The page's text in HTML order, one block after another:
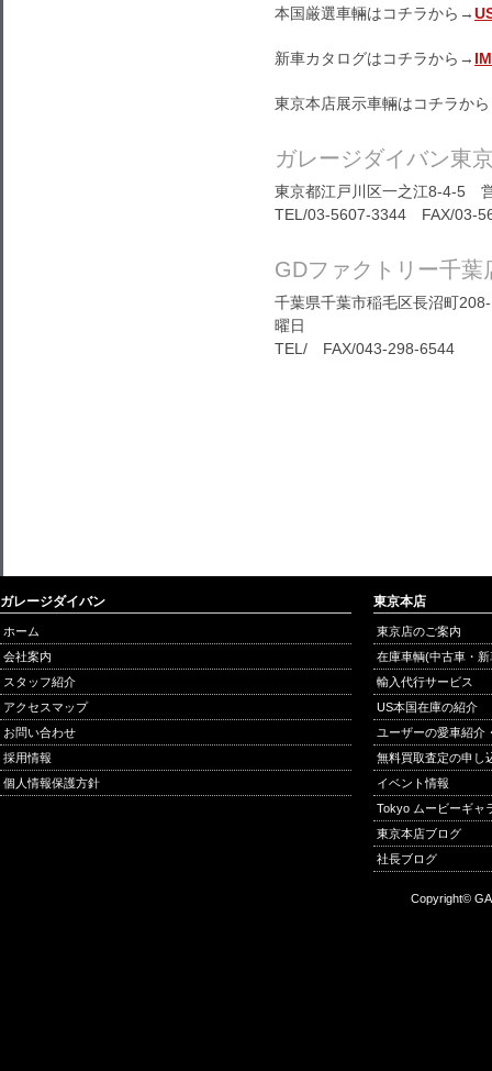
本国厳選車輛はコチラから→
新車カタログはコチラから→
東京本店展示車輛はコチラか
ガレージダイバン東
東京都江戸川区一之江8-4-5
TEL/03-5607-3344 FAX/03-
GDファクトリー千葉
千葉県千葉市稲毛区長沼町
曜日
TEL/ FAX/043-298-6544
ガレージダイバン
ホーム
会社案内
スタッフ紹介
アクセスマップ
お問い合わせ
採用情報
個人情報保護方針
東京本店
東京店のご案内
在庫車輌(中古車・
輸入代行サービス
US本国在庫の紹介
ユーザーの愛車紹介
無料買取査定の申し
イベント情報
Tokyo ムービーギャ
東京本店ブログ
社長ブログ
Copyright©